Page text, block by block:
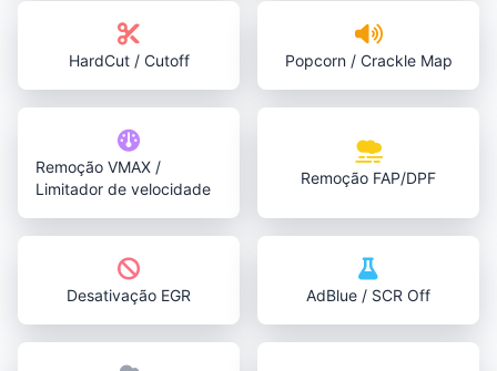
HardCut / Cutoff Popcorn / Crackle Map
Remoção VMAX /
Limitador de velocidade
Remoção FAP/DPF
Desativação EGR AdBlue / SCR Off